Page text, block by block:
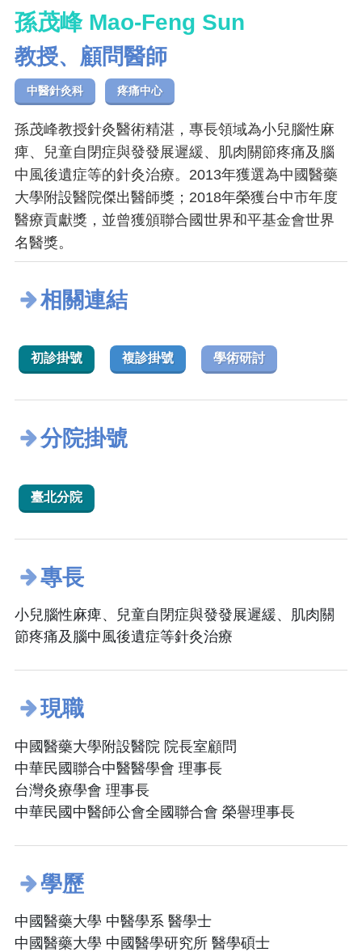
孫茂峰 Mao-Feng Sun
教授、顧問醫師
中醫針灸科 疼痛中心
孫茂峰教授針灸醫術精湛，專長領域為小兒腦性麻
痺、兒童自閉症與發發展遲緩、肌肉關節疼痛及腦
中風後遺症等的針灸治療。2013年獲選為中國醫藥
大學附設醫院傑出醫師獎；2018年榮獲台中市年度
醫療貢獻獎，並曾獲頒聯合國世界和平基金會世界
名醫獎。
相關連結
初診掛號 複診掛號 學術研討
分院掛號
臺北分院
專長
小兒腦性麻痺、兒童自閉症與發發展遲緩、肌肉關
節疼痛及腦中風後遺症等針灸治療
現職
中國醫藥大學附設醫院 院長室顧問
中華民國聯合中醫醫學會 理事長
台灣灸療學會 理事長
中華民國中醫師公會全國聯合會 榮譽理事長
學歷
中國醫藥大學 中醫學系 醫學士
中國醫藥大學 中國醫學研究所 醫學碩士